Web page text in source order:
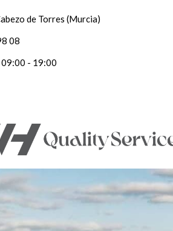
de Torres (Murcia)
08
09:00 - 19:00